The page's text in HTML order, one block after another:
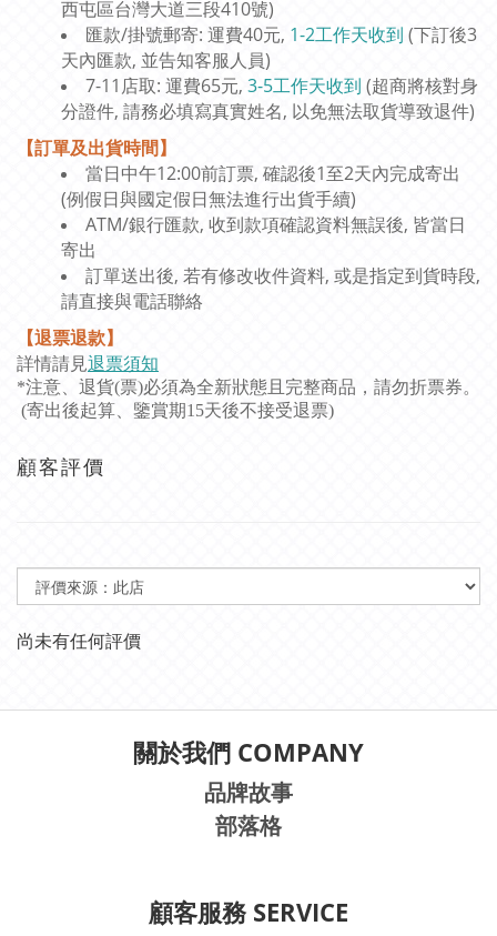
西屯區台灣大道三段410號)
匯款/掛號郵寄: 運費40元, 1-2工作天收到 (下訂後3
天內匯款, 並告知客服人員)
7-11店取: 運費65元, 3-5工作天收到 (超商將核對身
分證件, 請務必填寫真實姓名, 以免無法取貨導致退件)
【訂單及出貨時間】
當日中午12:00前訂票, 確認後1至2天內完成寄出
(例假日與國定假日無法進行出貨手續)
ATM/銀行匯款, 收到款項確認資料無誤後, 皆當日
寄出
訂單送出後, 若有修改收件資料, 或是指定到貨時段,
請直接與電話聯絡
【退票退款】
詳情請見退票須知
*注意、退貨(票)必須為全新狀態且完整商品，請勿折票券。
(寄出後起算、鑒賞期15天後不接受退票)
顧客評價
尚未有任何評價
關於我們 COMPANY
品牌故事
部落格
顧客服務 SERVICE